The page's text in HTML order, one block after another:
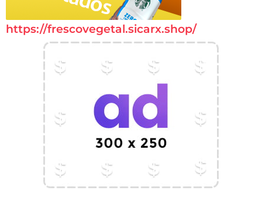
https://frescovegetal.sicarx.shop/